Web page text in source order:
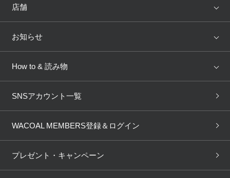
トピックス
WACOAL
AMPHI une nana cool
OUR WACOAL
WACOAL Remamma Mens Innerwear
Licensed Brands
店舗
店舗を探す
ブラ無料診断
3Dボディスキャン
お知らせ
新着情報
商品回収
ニュース＆トピックス
How to & 読み物
下着の基礎知識
ブラパン ワコールスタイル
SNSアカウント一覧
WACOAL MEMBERS登録＆ログイン
プレゼント・キャンペーン